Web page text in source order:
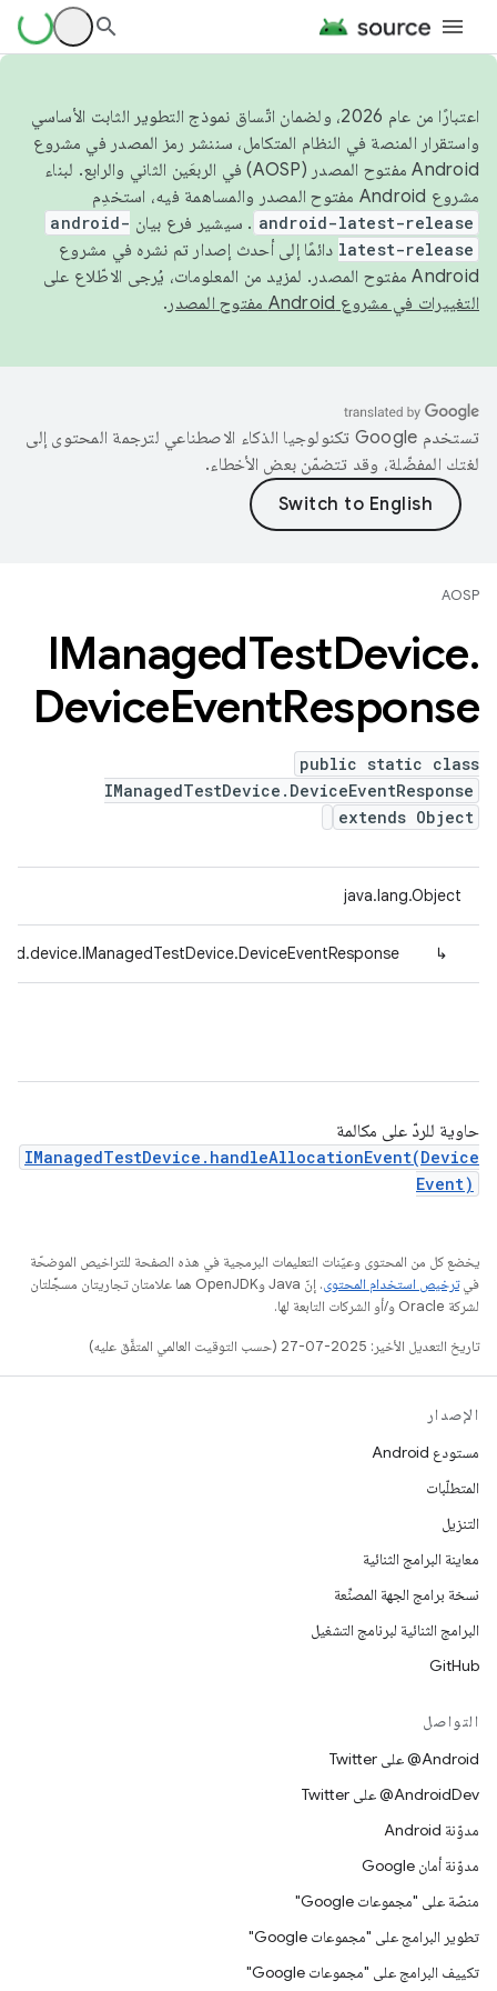
اعتبارًا من عام 2026، ولضمان اتّساق نموذج التطوير الثابت الأساسي
واستقرار المنصة في النظام المتكامل، سننشر رمز المصدر في مشروع
Android مفتوح المصدر (AOSP) في الربعَين الثاني والرابع. لبناء
مشروع Android مفتوح المصدر والمساهمة فيه، استخدِم
android-latest-release . سيشير فرع بيان android-
latest-release دائمًا إلى أحدث إصدار تم نشره في مشروع
Android مفتوح المصدر. لمزيد من المعلومات، يُرجى الاطّلاع على
التغييرات في مشروع Android مفتوح المصدر
.
تستخدم Google تكنولوجيا الذكاء الاصطناعي لترجمة المحتوى إلى
لغتك المفضّلة، وقد تتضمّن بعض الأخطاء.
AOSP
IManagedTestDevice.
DeviceEventResponse
public static class
IManagedTestDevice.DeviceEventResponse
extends Object
java.lang.Object
↳
حاوية للردّ على مكالمة
IManagedTestDevice.handleAllocationEvent(Device
Event)
يخضع كل من المحتوى وعيّنات التعليمات البرمجية في هذه الصفحة للتراخيص الموضحّة
فيترخيص استخدام المحتوى
. إنّ Java وOpenJDK هما علامتان تجاريتان مسجَّلتان
لشركة Oracle و/أو الشركات التابعة لها.
تاريخ التعديل الأخير: 2025-07-27 (حسب التوقيت العالمي المتفَّق عليه)
الإصدار
مستودع Android
المتطلّبات
التنزيل
معاينة البرامج الثنائية
نسخة برامج الجهة المصنِّعة
البرامج الثنائية لبرنامج التشغيل
GitHub
التواصل
‎@Android على Twitter
‎@AndroidDev على Twitter
مدوّنة Android
مدوّنة أمان Google
منصّة على "مجموعات Google"
تطوير البرامج على "مجموعات Google"
تكييف البرامج على "مجموعات Google"